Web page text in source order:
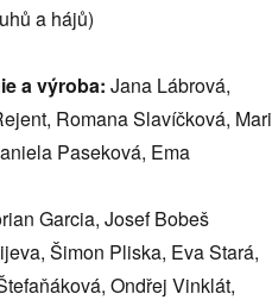
a hájů)
a výroba: Jana Lábrová,
Romana Slavíčková,
Paseková, Ema
Garcia, Josef Bobeš
Šimon Pliska, Eva Stará,
Ondřej Vinklát,